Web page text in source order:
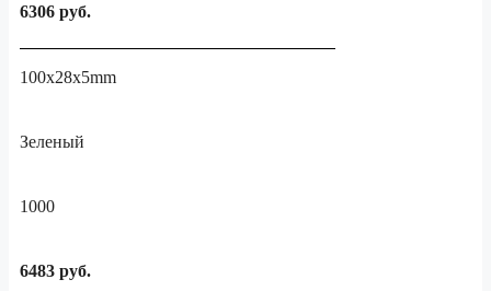
6306 руб.
100x28x5mm
Зеленый
1000
6483 руб.